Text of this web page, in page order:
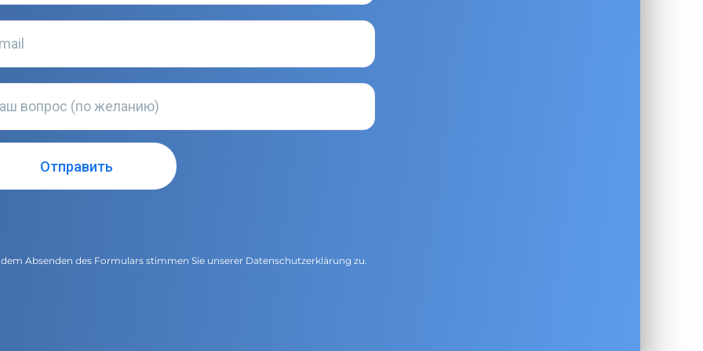
Absenden des Formulars stimmen Sie unserer Datenschutzerklärung zu.